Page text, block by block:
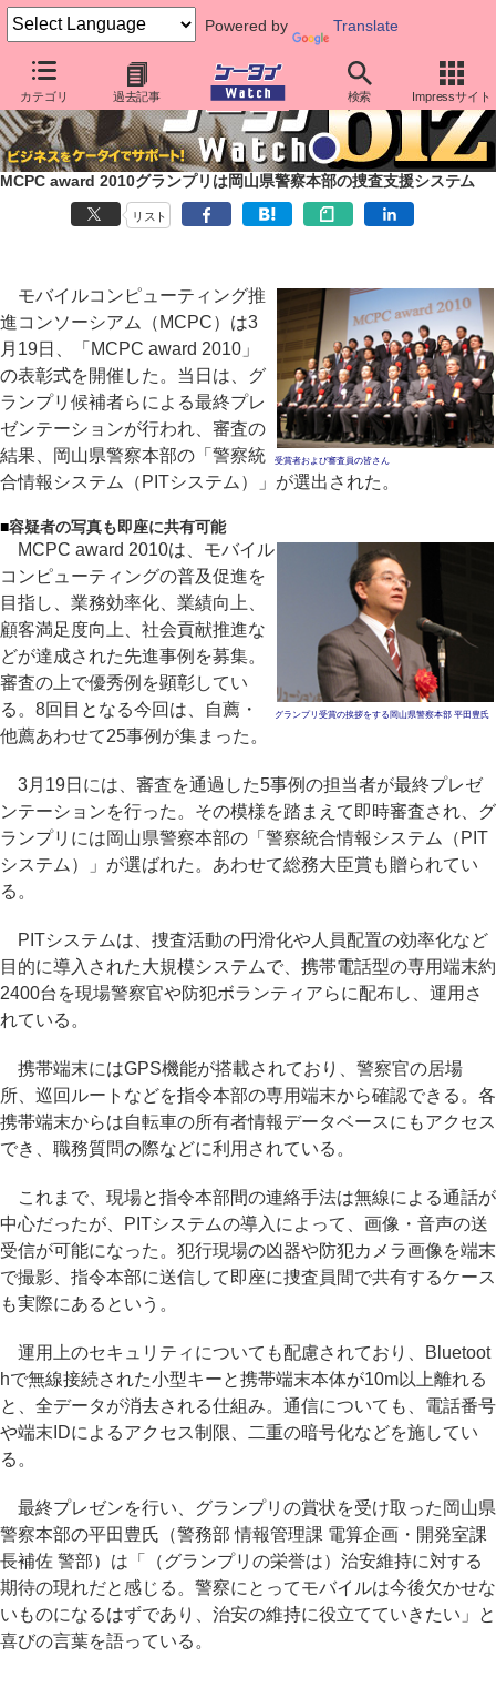
Powered by Translate
カテゴリ 過去記事 検索 Impressサイト
MCPC award 2010グランプリは岡山県警察本部の捜査支援システム
リスト
受賞者および審査員の皆さん
モバイルコンピューティング推
進コンソーシアム（MCPC）は3
月19日、「MCPC award 2010」
の表彰式を開催した。当日は、グ
ランプリ候補者らによる最終プレ
ゼンテーションが行われ、審査の
結果、岡山県警察本部の「警察統
合情報システム（PITシステム）」が選出された。
■容疑者の写真も即座に共有可能
グランプリ受賞の挨拶をする岡山県警察本部 平田豊氏
MCPC award 2010は、モバイル
コンピューティングの普及促進を
目指し、業務効率化、業績向上、
顧客満足度向上、社会貢献推進な
どが達成された先進事例を募集。
審査の上で優秀例を顕彰してい
る。8回目となる今回は、自薦・
他薦あわせて25事例が集まった。
3月19日には、審査を通過した5事例の担当者が最終プレゼ
ンテーションを行った。その模様を踏まえて即時審査され、グ
ランプリには岡山県警察本部の「警察統合情報システム（PIT
システム）」が選ばれた。あわせて総務大臣賞も贈られてい
る。
PITシステムは、捜査活動の円滑化や人員配置の効率化など
目的に導入された大規模システムで、携帯電話型の専用端末約
2400台を現場警察官や防犯ボランティアらに配布し、運用さ
れている。
携帯端末にはGPS機能が搭載されており、警察官の居場
所、巡回ルートなどを指令本部の専用端末から確認できる。各
携帯端末からは自転車の所有者情報データベースにもアクセス
でき、職務質問の際などに利用されている。
これまで、現場と指令本部間の連絡手法は無線による通話が
中心だったが、PITシステムの導入によって、画像・音声の送
受信が可能になった。犯行現場の凶器や防犯カメラ画像を端末
で撮影、指令本部に送信して即座に捜査員間で共有するケース
も実際にあるという。
運用上のセキュリティについても配慮されており、Bluetoot
hで無線接続された小型キーと携帯端末本体が10m以上離れる
と、全データが消去される仕組み。通信についても、電話番号
や端末IDによるアクセス制限、二重の暗号化などを施してい
る。
最終プレゼンを行い、グランプリの賞状を受け取った岡山県
警察本部の平田豊氏（警務部 情報管理課 電算企画・開発室課
長補佐 警部）は「（グランプリの栄誉は）治安維持に対する
期待の現れだと感じる。警察にとってモバイルは今後欠かせな
いものになるはずであり、治安の維持に役立てていきたい」と
喜びの言葉を語っている。